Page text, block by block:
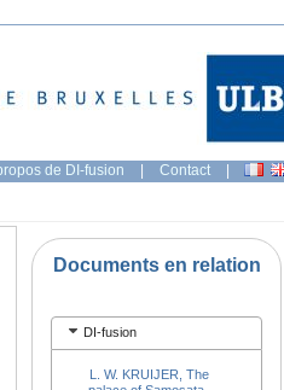
de DI-fusion | Contact |
Documents en relation
DI-fusion
L. W. KRUIJER, The